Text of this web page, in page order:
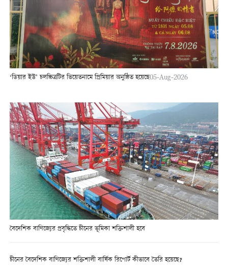
‘ডিয়ার ইউ’ চলচ্চিত্রটির ভিয়েতনামে প্রিমিয়ার অনুষ্ঠিত হয়েছে05-Aug-2026
বৈদেশিক বাণিজ্যের প্রবৃদ্ধিতে চীনের ভূমিকা শক্তিশালী হবে
চীনের বৈদেশিক বাণিজ্যের শক্তিশালী বার্ষিক রিপোর্ট কীভাবে তৈরি হয়েছে?